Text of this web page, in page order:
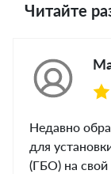
Читайте
Недавно
для
(ГБО) на свой